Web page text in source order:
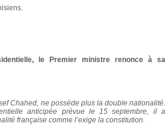
le Premier ministre renonce à sa
Chahed, ne possède plus la double nationalité.
anticipée prévue le 15 septembre, il a
française comme l’exige la constitution.